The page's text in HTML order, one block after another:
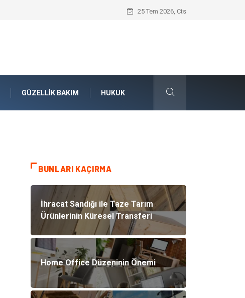
Konteyner Nakliye Fiyatları ve Küresel
25 Tem 2026, Cts
GÜZELLIK BAKIM HUKUK
BUNLARI KAÇIRMA
İhracat Sandığı ile Taze Tarım
Ürünlerinin Küresel Transferi
Home Office Düzeninin Önemi